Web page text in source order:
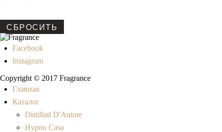
СБРОСИТЬ
Facebook
Instagram
Copyright © 2017 Fragrance
Главная
Каталог
Distillati D'Autore
Hypno Casa